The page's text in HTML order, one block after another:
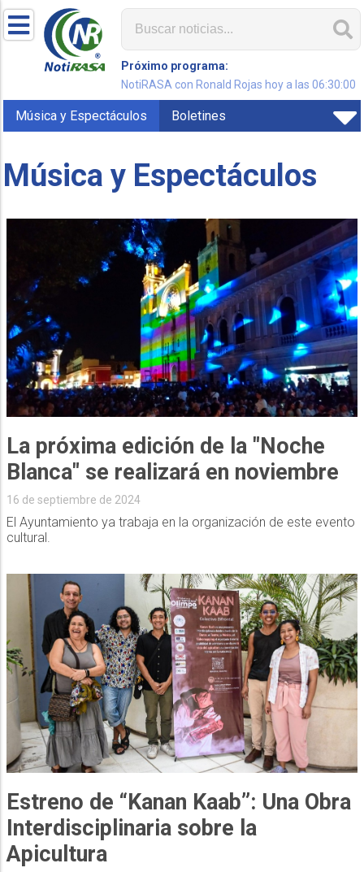
Próximo programa:
NotiRASA con Ronald Rojas hoy a las 06:30:00
Música y Espectáculos Boletines
Música y Espectáculos
La próxima edición de la "Noche
Blanca" se realizará en noviembre
16 de septiembre de 2024
El Ayuntamiento ya trabaja en la organización de este evento
cultural.
Estreno de “Kanan Kaab”: Una Obra
Interdisciplinaria sobre la
Apicultura